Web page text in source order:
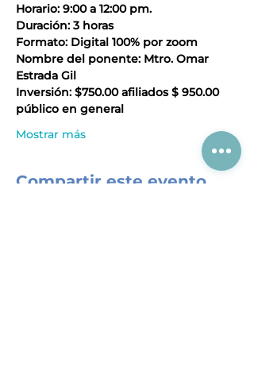
Horario: 9:00 a 12:00 pm.
Duración: 3 horas
Formato: Digital 100% por zoom
Nombre del ponente: Mtro. Omar
Estrada Gil
Inversión: $750.00 afiliados $ 950.00
público en general
Mostrar más
Compartir este evento